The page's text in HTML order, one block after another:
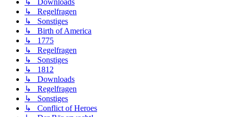
↳ Downloads
↳ Regelfragen
↳ Sonstiges
↳ Birth of America
↳ 1775
↳ Regelfragen
↳ Sonstiges
↳ 1812
↳ Downloads
↳ Regelfragen
↳ Sonstiges
↳ Conflict of Heroes